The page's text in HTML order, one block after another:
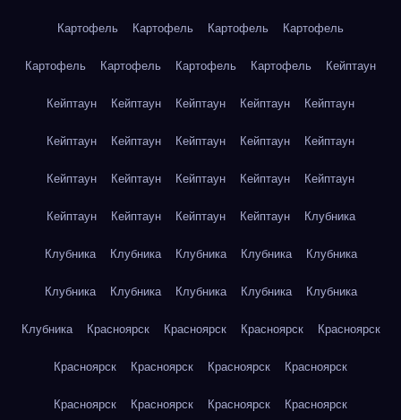
Картофель Картофель Картофель Картофель
Картофель Картофель Картофель Картофель Кейптаун
Кейптаун Кейптаун Кейптаун Кейптаун Кейптаун
Кейптаун Кейптаун Кейптаун Кейптаун Кейптаун
Кейптаун Кейптаун Кейптаун Кейптаун Кейптаун
Кейптаун Кейптаун Кейптаун Кейптаун Клубника
Клубника Клубника Клубника Клубника Клубника
Клубника Клубника Клубника Клубника Клубника
Клубника Красноярск Красноярск Красноярск Красноярск
Красноярск Красноярск Красноярск Красноярск
Красноярск Красноярск Красноярск Красноярск